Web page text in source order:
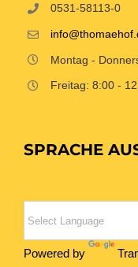
0531-58113-0
Montag -
Freitag: 8:00 -
SPRACHE
Powered by